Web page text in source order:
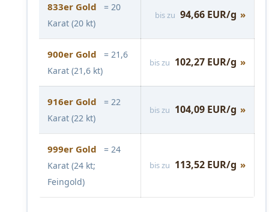
833er Gold
= 20
Karat (20 kt)
bis zu 94,66 EUR/g »
900er Gold
= 21,6
Karat (21,6 kt)
bis zu 102,27 EUR/g »
916er Gold
= 22
Karat (22 kt)
bis zu 104,09 EUR/g »
999er Gold
= 24
Karat (24 kt;
Feingold)
bis zu 113,52 EUR/g »